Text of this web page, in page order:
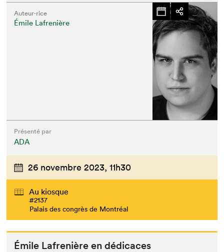
Auteur·rice
Émile Lafrenière
Présenté par
ADA
26 novembre 2023, 11h30
Au kiosque
#2137
Palais des congrès de Montréal
Émile Lafrenière en dédicaces